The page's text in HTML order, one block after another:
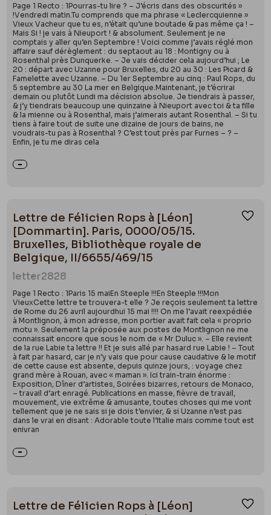
Page 1 Recto : 1Pourras-tu lire ? – J’écris dans des obscurités »
!Vendredi matin.Tu comprends que ma phrase « Leclercquienne »
Vieux Vacheur que tu es, n’était qu’une boutade & pas même ça ! –
Mais Si ! je vais à Nieuport ! & absolument. Seulement je ne
comptais y aller qu’en Septembre ! Voici comme j’avais réglé mon
affaire sauf dérèglement : du septaout au 18 : Montigny ou à
Rosenthal près Dunquerke. – Je vais décider cela aujourd’hui ; Le
20 : départ avec Uzanne pour Bruxelles, du 20 au 30 : Les Picard &
Famelette avec Uzanne. – Du 1er Septembre au cinq : Paul Rops, du
5 septembre au 30 La mer en Belgique.Maintenant, je t’écrirai
demain ou plutôt Lundi ma décision absolue. Je tiendrais à passer,
& j’y tiendrais beaucoup une quinzaine à Nieuport avec toi & ta fille
& la mienne ou à Rosenthal, mais j’aimerais autant Rosenthal. – Si tu
tiens à faire tout de suite une dizaine de jours de bains, ne
voudrais-tu pas à Rosenthal ? C’est tout près par Furnes – ? –
Enfin, je tu me diras cela
Lettre de Félicien Rops à [Léon]
[Dommartin]. Paris, 0000/05/15.
Bruxelles, Bibliothèque royale de
Belgique, II/6655/469/15
letter2828
Page 1 Recto : 1Paris 15 maiEn Steeple !!!En Steeple !!!Mon
VieuxCette lettre te trouvera-t elle ? Je reçois seulement ta lettre
de Rome du 26 avril aujourdhui 15 mai !!!! On me l’avait reexpédiée
à Montlignon, à mon adresse, mon portier avait fait cela « proprio
motu ». Seulement la préposée aux postes de Montlignon ne me
connaissait encore que sous le nom de « Mr Duluc ». – Elle revient
de la rue Labie ta lettre !! Et je suis allé par hasard rue Labie ! – Tout
à fait par hasard, car je n’y vais que pour cause caudative & le motif
de cette cause est absente, depuis quinze jours, : voyage chez
grand mère à Rouan, avec « maman ». Ici train-train énorme :
Exposition, Dîner d’artistes, Soirées bizarres, retours de Monaco,
– travail d’art enragé. Publications en masse, fièvre de travail,
mouvement, vie extrême & amusante, toutes choses qui me vont
tellement que je ne sais si je dois t’envier, & si Uzanne n’est pas
dans le vrai en disant : Adorable toute l’Italie mais comme tout est
enivran
Lettre de Félicien Rops à [Léon]